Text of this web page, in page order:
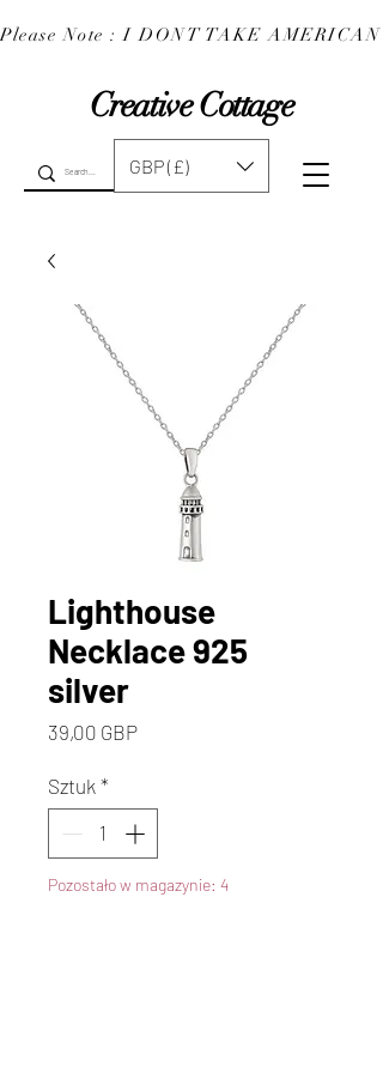
Creative Cottage
Please Note : I DONT TAKE
GBP (£)
Lighthouse
Necklace 925
silver
39,00 GBPCena
Sztuk *
Pozostało w magazynie: 4